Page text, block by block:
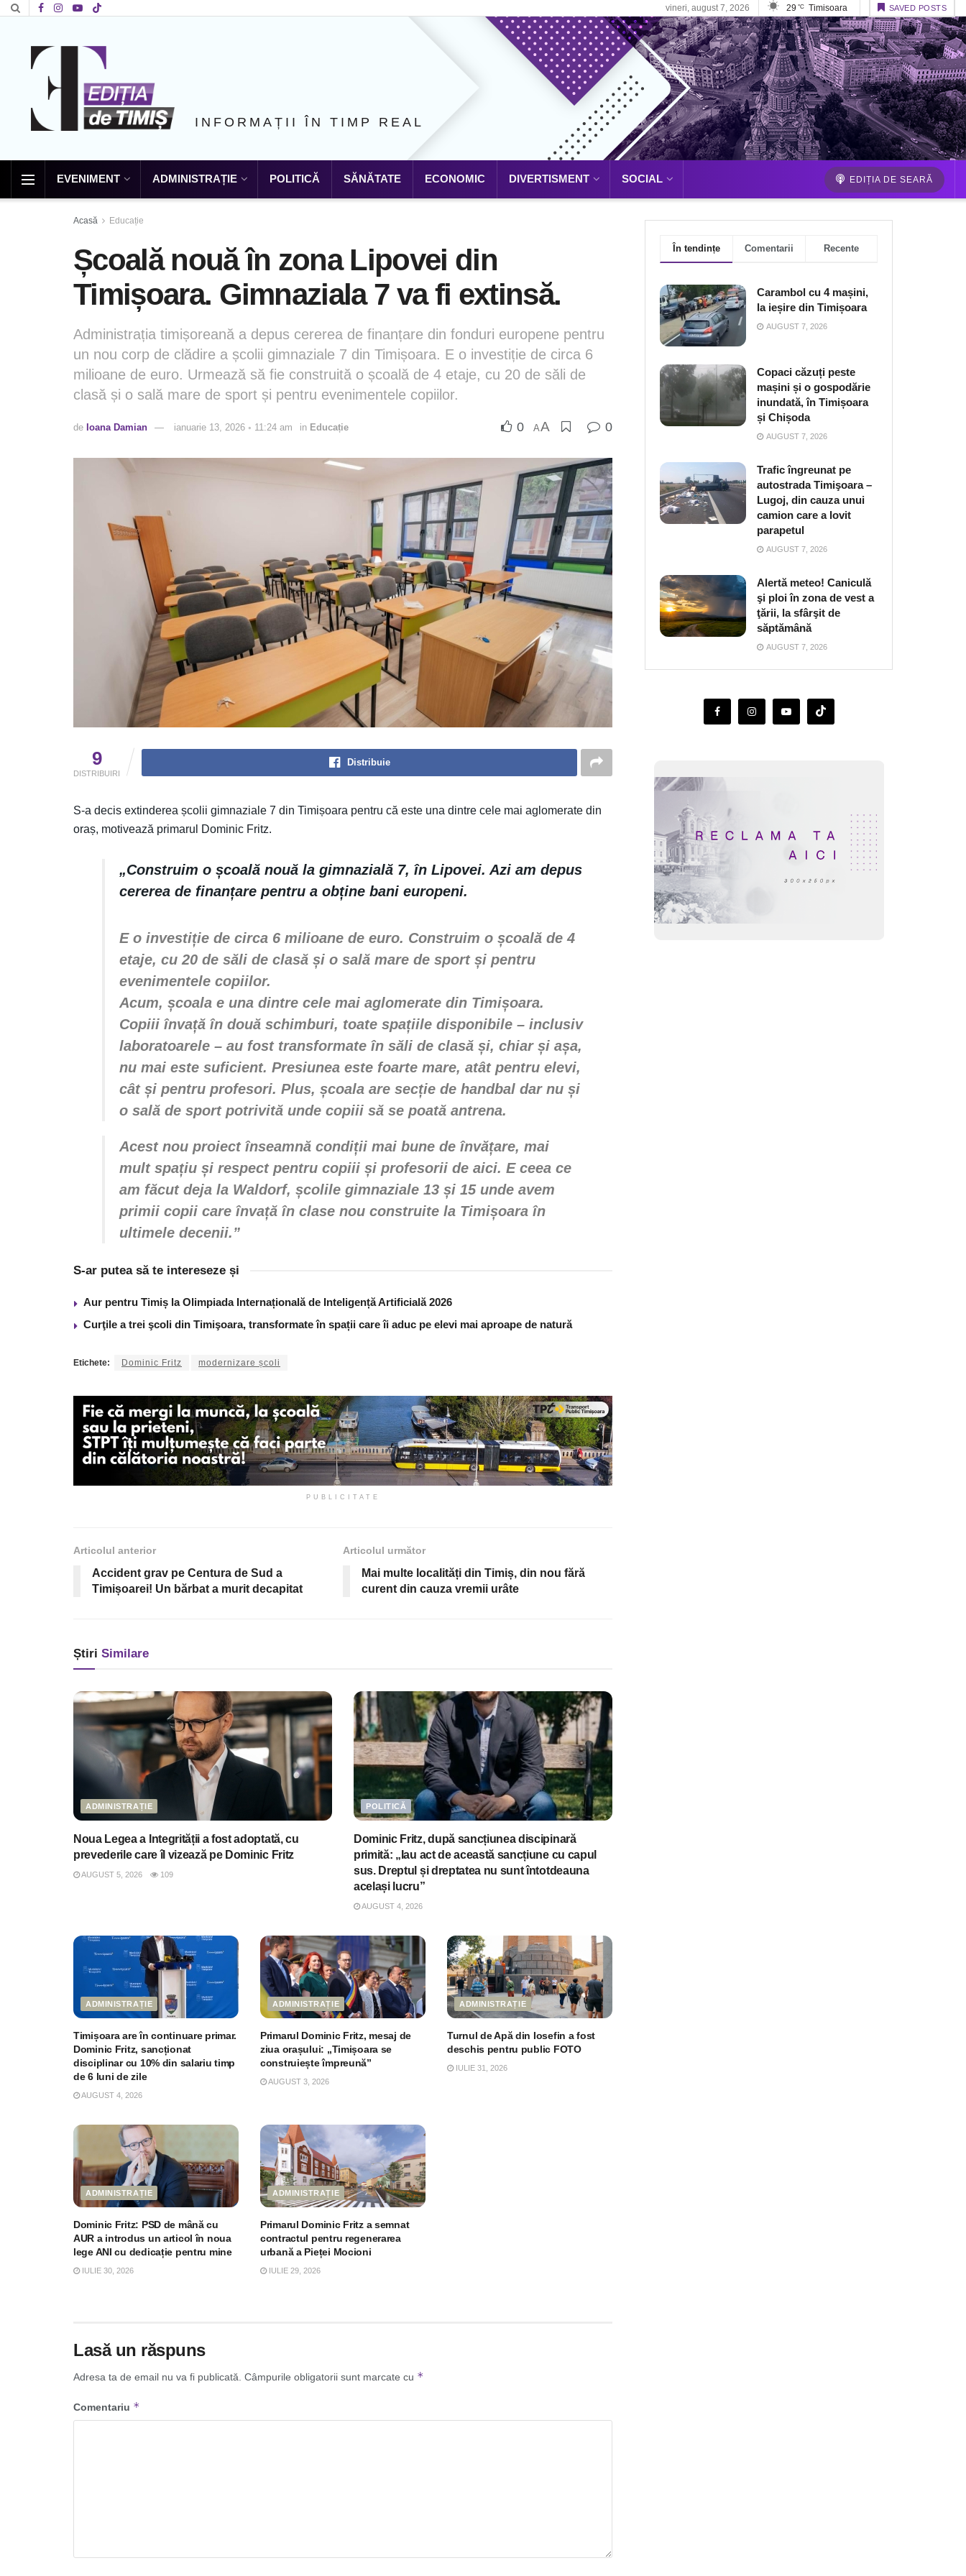
vineri, august 7, 2026 29 °C Timisoara SAVED POSTS
INFORMAȚII ÎN TIMP REAL
EVENIMENT ADMINISTRAȚIE POLITICĂ SĂNĂTATE ECONOMIC DIVERTISMENT SOCIAL EDIȚIA DE SEARĂ
Acasă Educație
Școală nouă în zona Lipovei din
Timișoara. Gimnaziala 7 va fi extinsă.
Administrația timișoreană a depus cererea de finanțare din fonduri europene pentru
un nou corp de clădire a școlii gimnaziale 7 din Timișoara. E o investiție de circa 6
milioane de euro. Urmează să fie construită o școală de 4 etaje, cu 20 de săli de
clasă și o sală mare de sport și pentru evenimentele copiilor.
de Ioana Damian ianuarie 13, 2026 ◦ 11:24 am in Educație 0 AA 0
9
DISTRIBUIRI
Distribuie
S-a decis extinderea școlii gimnaziale 7 din Timișoara pentru că este una dintre cele mai aglomerate din
oraș, motivează primarul Dominic Fritz.
„Construim o școală nouă la gimnazială 7, în Lipovei. Azi am depus
cererea de finanțare pentru a obține bani europeni.
E o investiție de circa 6 milioane de euro. Construim o școală de 4
etaje, cu 20 de săli de clasă și o sală mare de sport și pentru
evenimentele copiilor.
Acum, școala e una dintre cele mai aglomerate din Timișoara.
Copiii învață în două schimburi, toate spațiile disponibile – inclusiv
laboratoarele – au fost transformate în săli de clasă și, chiar și așa,
nu mai este suficient. Presiunea este foarte mare, atât pentru elevi,
cât și pentru profesori. Plus, școala are secție de handbal dar nu și
o sală de sport potrivită unde copiii să se poată antrena.
Acest nou proiect înseamnă condiții mai bune de învățare, mai
mult spațiu și respect pentru copiii și profesorii de aici. E ceea ce
am făcut deja la Waldorf, școlile gimnaziale 13 și 15 unde avem
primii copii care învață în clase nou construite la Timișoara în
ultimele decenii.”
S-ar putea să te intereseze și
Aur pentru Timiș la Olimpiada Internațională de Inteligență Artificială 2026
Curţile a trei şcoli din Timişoara, transformate în spații care îi aduc pe elevi mai aproape de natură
Etichete: Dominic Fritz modernizare școli
PUBLICITATE
Articolul anterior
Accident grav pe Centura de Sud a
Timișoarei! Un bărbat a murit decapitat
Articolul următor
Mai multe localități din Timiș, din nou fără
curent din cauza vremii urâte
Știri Similare
ADMINISTRAȚIE
Noua Legea a Integrității a fost adoptată, cu
prevederile care îl vizează pe Dominic Fritz
AUGUST 5, 2026 109
POLITICĂ
Dominic Fritz, după sancțiunea discipinară
primită: „Iau act de această sancțiune cu capul
sus. Dreptul și dreptatea nu sunt întotdeauna
același lucru”
AUGUST 4, 2026
ADMINISTRAȚIE
Timișoara are în continuare primar.
Dominic Fritz, sancționat
disciplinar cu 10% din salariu timp
de 6 luni de zile
AUGUST 4, 2026
ADMINISTRAȚIE
Primarul Dominic Fritz, mesaj de
ziua orașului: „Timișoara se
construiește împreună”
AUGUST 3, 2026
ADMINISTRAȚIE
Turnul de Apă din Iosefin a fost
deschis pentru public FOTO
IULIE 31, 2026
ADMINISTRAȚIE
Dominic Fritz: PSD de mână cu
AUR a introdus un articol în noua
lege ANI cu dedicație pentru mine
IULIE 30, 2026
ADMINISTRAȚIE
Primarul Dominic Fritz a semnat
contractul pentru regenerarea
urbană a Pieței Mocioni
IULIE 29, 2026
Lasă un răspuns
Adresa ta de email nu va fi publicată. Câmpurile obligatorii sunt marcate cu *
Comentariu *
În tendințe Comentarii Recente
Carambol cu 4 mașini,
la ieșire din Timișoara
AUGUST 7, 2026
Copaci căzuți peste
mașini și o gospodărie
inundată, în Timișoara
și Chișoda
AUGUST 7, 2026
Trafic îngreunat pe
autostrada Timişoara –
Lugoj, din cauza unui
camion care a lovit
parapetul
AUGUST 7, 2026
Alertă meteo! Caniculă
şi ploi în zona de vest a
ţării, la sfârşit de
săptămână
AUGUST 7, 2026